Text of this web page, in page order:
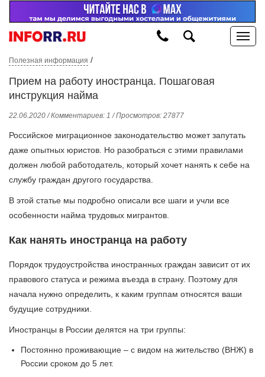
Полезная информация /
Прием на работу иностранца. Пошаговая
инструкция найма
22.06.2020 / Комментариев: 1 / Просмотров: 27877
Российское миграционное законодательство может запутать
даже опытных юристов. Но разобраться с этими правилами
должен любой работодатель, который хочет нанять к себе на
службу граждан другого государства.
В этой статье мы подробно описали все шаги и учли все
особенности найма трудовых мигрантов.
Как нанять иностранца на работу
Порядок трудоустройства иностранных граждан зависит от их
правового статуса и режима въезда в страну. Поэтому для
начала нужно определить, к каким группам относятся ваши
будущие сотрудники.
Иностранцы в России делятся на три группы:
Постоянно проживающие – с видом на жительство (ВНЖ) в
России сроком до 5 лет.